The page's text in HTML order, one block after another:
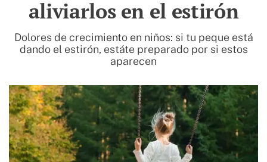
aliviarlos en el estirón
Dolores de crecimiento en niños: si tu peque está
dando el estirón, estáte preparado por si estos
aparecen